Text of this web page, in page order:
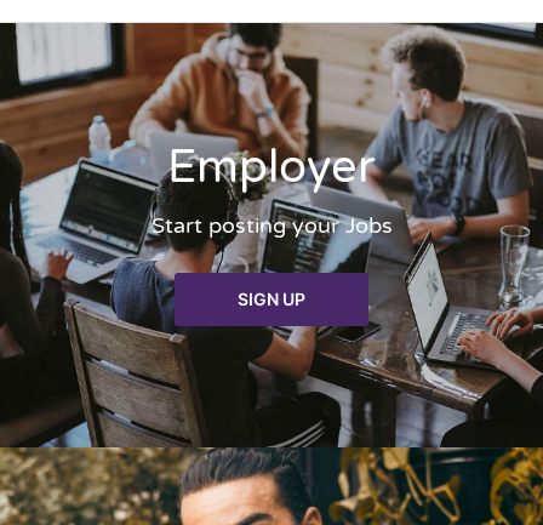
Employer
Start posting your Jobs
SIGN UP